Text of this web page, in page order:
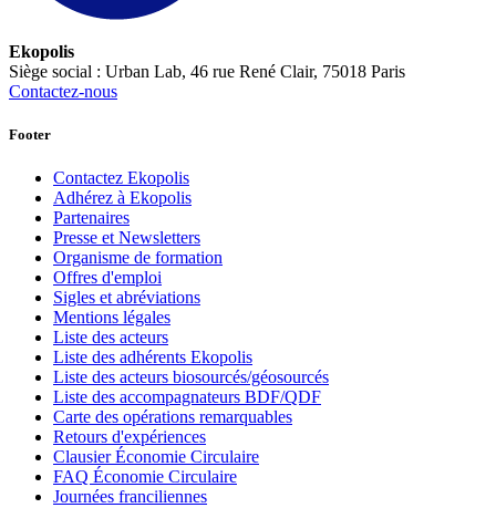
Ekopolis
Siège social : Urban Lab, 46 rue René Clair, 75018 Paris
Contactez-nous
Footer
Contactez Ekopolis
Adhérez à Ekopolis
Partenaires
Presse et Newsletters
Organisme de formation
Offres d'emploi
Sigles et abréviations
Mentions légales
Liste des acteurs
Liste des adhérents Ekopolis
Liste des acteurs biosourcés/géosourcés
Liste des accompagnateurs BDF/QDF
Carte des opérations remarquables
Retours d'expériences
Clausier Économie Circulaire
FAQ Économie Circulaire
Journées franciliennes